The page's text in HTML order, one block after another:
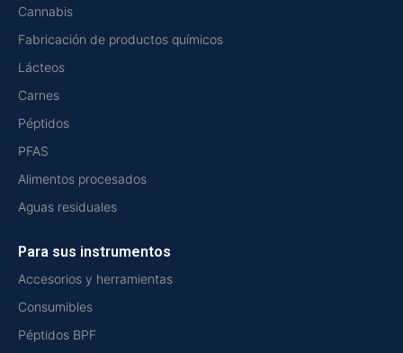
Cannabis
Fabricación de productos químicos
Lácteos
Carnes
Péptidos
PFAS
Alimentos procesados
Aguas residuales
Para sus instrumentos
Accesorios y herramientas
Consumibles
Péptidos BPF